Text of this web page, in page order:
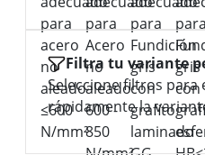
Filtra tu variante
Seleccione filtros para
rápidamente la